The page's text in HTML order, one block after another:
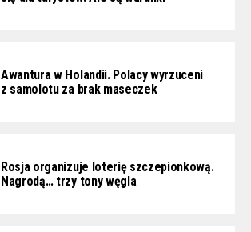
Awantura w Holandii. Polacy wyrzuceni
z samolotu za brak maseczek
Rosja organizuje loterię szczepionkową.
Nagrodą… trzy tony węgla